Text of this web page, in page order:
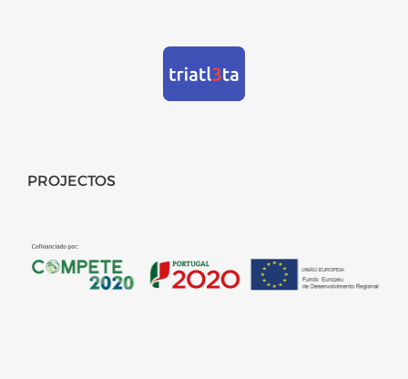
PROJECTOS